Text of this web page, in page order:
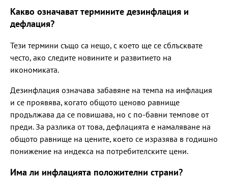
Какво означават термините дезинфлация и
дефлация?
Тези термини също са нещо, с което ще се сблъсквате
често, ако следите новините и развитието на
икономиката.
Дезинфлация означава забавяне на темпа на инфлация
и се проявява, когато общото ценово равнище
продължава да се повишава, но с по-бавни темпове от
преди. За разлика от това, дефлацията е намаляване на
общото равнище на цените, което се изразява в годишно
понижение на индекса на потребителските цени.
Има ли инфлацията положителни страни?